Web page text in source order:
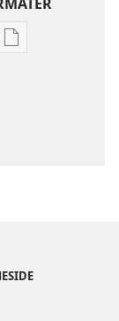
Indstillinger